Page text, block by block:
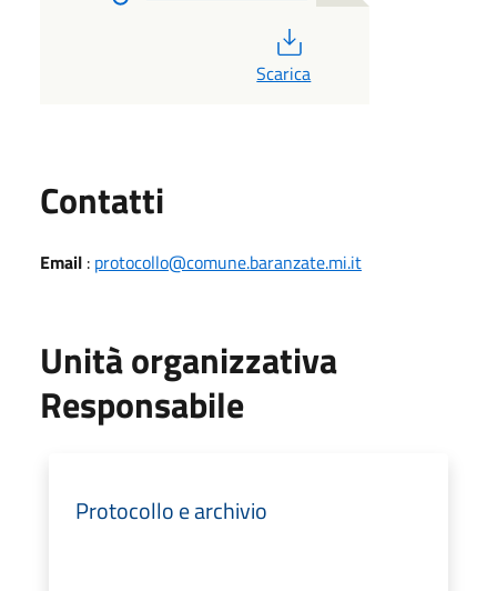
Scarica
Contatti
Email : protocollo@comune.baranzate.mi.it
Unità organizzativa
Responsabile
Protocollo e archivio